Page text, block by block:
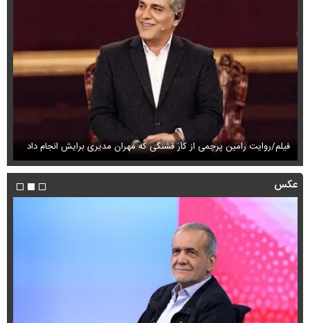
فیلم/روایت رامین پرچمی از کار قشنگی که مهران مدیری برایش انجام داد
عکس